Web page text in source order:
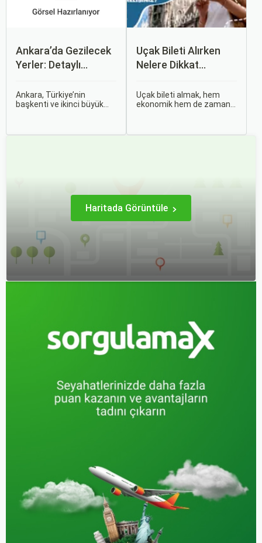
Ankara’da Gezilecek
Yerler: Detaylı
Ankara, Türkiye’nin
başkenti ve ikinci büyük
imkanları sunmaktadır.
Uçak Bileti Alırken
Nelere Dikkat
Uçak bileti almak, hem
ekonomik hem de zaman
Haritada Görüntüle